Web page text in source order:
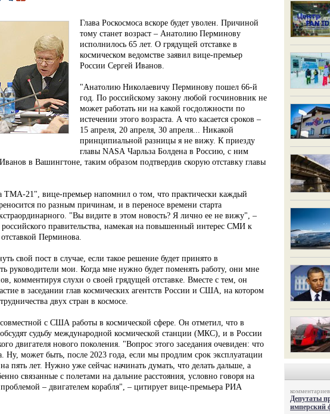
Глава Роскосмоса вскоре будет уволен. Причиной
тому станет возраст – Анатолию Перминову
исполнилось 65 лет. О грядущей отставке в
космическом ведомстве заявил вице-премьер
России Сергей Иванов.
"Анатолию Николаевичу Перминову пошел 66-й
год. По российскому закону любой госчиновник не
может работать ни на какой госдолжности по
истечении этого возраста. А что касается сроков –
15 апреля, 20 апреля, 30 апреля... Никакой
принципиальной разницы я не вижу. К приезду
главы NASА Чарльза Болдена в Россию, с ним
Иванов в Вашингтоне, таким образом подтвердив скорую отставку главы
ТМА-21", вице-премьер напомнил о том, что практически каждый
по разным причинам, и в переносе времени старта
"Вы видите в этом новость? Я лично ее не вижу", –
российского правительства, намекая на повышенный интерес СМИ к
Перминова.
свой пост в случае, если такое решение будет принято в
руководители мои. Когда мне нужно будет поменять работу, они мне
комментируя слухи о своей грядущей отставке. Вместе с тем, он
в заседании глав космических агентств России и США, на котором
двух стран в космосе.
с США работы в космической сфере. Он отметил, что в
судьбу международной космической станции (МКС), и в России
двигателя нового поколения. "Вопрос этого заседания очевиден: что
Ну, может быть, после 2023 года, если мы продлим срок эксплуатации
лет. Нужно уже сейчас начинать думать, что делать дальше, а
связанные с полетами на дальние расстояния, условно говоря на
– двигателем корабля", – цитирует вице-премьера РИА
Депутаты
имперский